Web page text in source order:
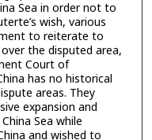
Sea in order not to
wish, various
to reiterate to
the disputed area,
Court of
has no historical
areas. They
expansion and
Sea while
and wished to